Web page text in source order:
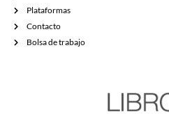
Plataformas
Contacto
Bolsa de trabajo